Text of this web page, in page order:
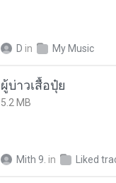
D in My Music
ผู้บ่าวเสื้อปุ๋ย
5.2 MB
Mith 9. in Liked